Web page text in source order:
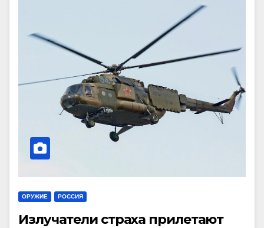
ОРУЖИЕ РОССИЯ
Излучатели страха прилетают